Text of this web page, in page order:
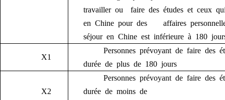
travailler ou faire des études et ceux
en Chine pour des
affaires
séjour en Chine est inférieure à 180
X1
Personnes prévoyant de faire des
durée de plus de 180 jours
X2
Personnes prévoyant de faire des
durée de moins de